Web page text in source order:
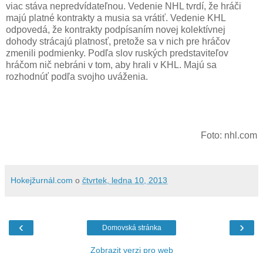
viac stáva nepredvídateľnou. Vedenie NHL tvrdí, že hráči
majú platné kontrakty a musia sa vrátiť. Vedenie KHL
odpovedá, že kontrakty podpísaním novej kolektívnej
dohody strácajú platnosť, pretože sa v nich pre hráčov
zmenili podmienky. Podľa slov ruských predstaviteľov
hráčom nič nebráni v tom, aby hrali v KHL. Majú sa
rozhodnúť podľa svojho uváženia.
Foto: nhl.com
Hokejžurnál.com o čtvrtek, ledna 10, 2013
‹ ›
Domovská stránka
Zobrazit verzi pro web